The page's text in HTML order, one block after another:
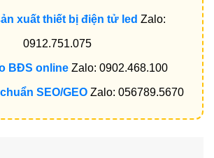
xuất thiết bị điện tử led Zalo:
0912.751.075
BĐS onlineZalo: 0902.468.100
SEO/GEO Zalo: 056789.5670